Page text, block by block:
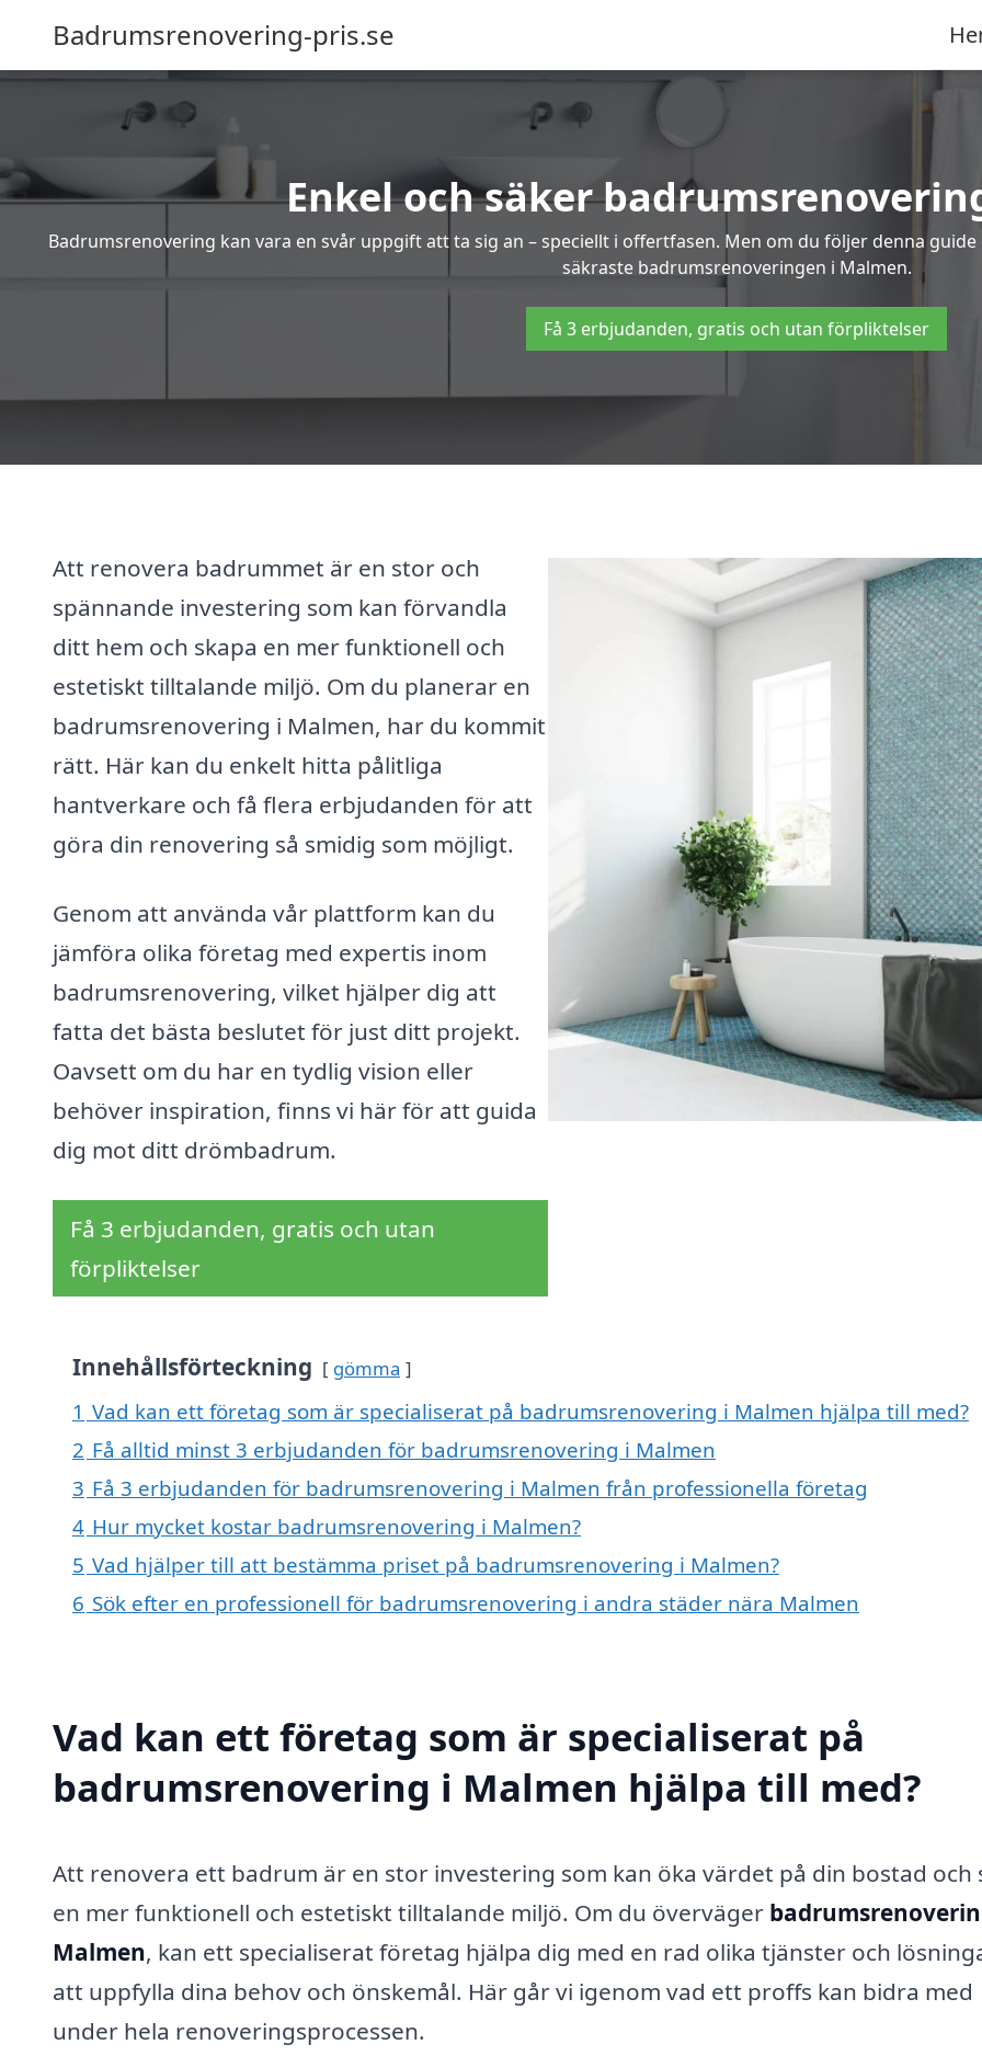
Badrumsrenovering-pris.se
Enkel och säker
Badrumsrenovering kan vara en svår uppgift att ta sig an – speciellt i offertfasen. Men om du följer denna
säkraste badrumsrenoveringen i Malmen.
Få 3 erbjudanden, gratis och utan förpliktelser
Att renovera badrummet är en stor och
spännande investering som kan förvandla
ditt hem och skapa en mer funktionell och
estetiskt tilltalande miljö. Om du planerar en
badrumsrenovering i Malmen, har du kommit
rätt. Här kan du enkelt hitta pålitliga
hantverkare och få flera erbjudanden för att
göra din renovering så smidig som möjligt.
Genom att använda vår plattform kan du
jämföra olika företag med expertis inom
badrumsrenovering, vilket hjälper dig att
fatta det bästa beslutet för just ditt projekt.
Oavsett om du har en tydlig vision eller
behöver inspiration, finns vi här för att guida
dig mot ditt drömbadrum.
Få 3 erbjudanden, gratis och utan
förpliktelser
Innehållsförteckning gömma
1 Vad kan ett företag som är specialiserat på badrumsrenovering i Malmen hjälpa till med?
2 Få alltid minst 3 erbjudanden för badrumsrenovering i Malmen
3 Få 3 erbjudanden för badrumsrenovering i Malmen från professionella företag
4 Hur mycket kostar badrumsrenovering i Malmen?
5 Vad hjälper till att bestämma priset på badrumsrenovering i Malmen?
6 Sök efter en professionell för badrumsrenovering i andra städer nära Malmen
Vad kan ett företag som är specialiserat på
badrumsrenovering i Malmen hjälpa till med?
Att renovera ett badrum är en stor investering som kan öka värdet på din bostad och
en mer funktionell och estetiskt tilltalande miljö. Om du överväger
Malmen, kan ett specialiserat företag hjälpa dig med en rad olika tjänster och
att uppfylla dina behov och önskemål. Här går vi igenom vad ett proffs kan bidra med
under hela renoveringsprocessen.